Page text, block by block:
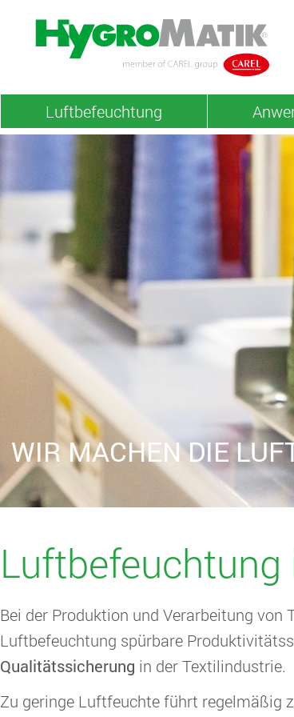
Luftbefeuchtung
WIR MACHEN DIE
Bei der Produktion und Verarbeitung
Luftbefeuchtung spürbare
Qualitätssicherung in der Textilindustrie.
Zu geringe Luftfeuchte führt regelmäßig